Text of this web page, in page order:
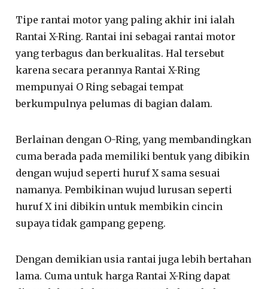
Tipe rantai motor yang paling akhir ini ialah
Rantai X-Ring. Rantai ini sebagai rantai motor
yang terbagus dan berkualitas. Hal tersebut
karena secara perannya Rantai X-Ring
mempunyai O Ring sebagai tempat
berkumpulnya pelumas di bagian dalam.
Berlainan dengan O-Ring, yang membandingkan
cuma berada pada memiliki bentuk yang dibikin
dengan wujud seperti huruf X sama sesuai
namanya. Pembikinan wujud lurusan seperti
huruf X ini dibikin untuk membikin cincin
supaya tidak gampang gepeng.
Dengan demikian usia rantai juga lebih bertahan
lama. Cuma untuk harga Rantai X-Ring dapat